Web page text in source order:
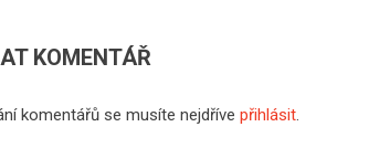
KOMENTÁŘ
komentářů se musíte nejdříve přihlásit.